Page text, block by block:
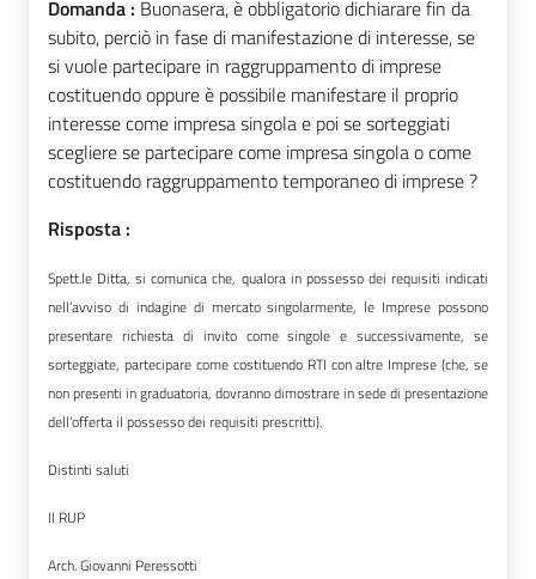
Domanda : Buonasera, è obbligatorio dichiarare fin da
subito, perciò in fase di manifestazione di interesse, se
si vuole partecipare in raggruppamento di imprese
costituendo oppure è possibile manifestare il proprio
interesse come impresa singola e poi se sorteggiati
scegliere se partecipare come impresa singola o come
costituendo raggruppamento temporaneo di imprese ?
Risposta :
Spett.le Ditta, si comunica che, qualora in possesso dei requisiti indicati
nell’avviso di indagine di mercato singolarmente, le Imprese possono
presentare richiesta di invito come singole e successivamente, se
sorteggiate, partecipare come costituendo RTI con altre Imprese (che, se
non presenti in graduatoria, dovranno dimostrare in sede di presentazione
dell’offerta il possesso dei requisiti prescritti).
Distinti saluti
Il RUP
Arch. Giovanni Peressotti